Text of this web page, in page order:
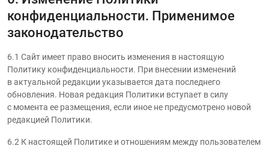
конфиденциальности. Применимое
законодательство
6.1 Сайт имеет право вносить изменения в настоящую
Политику конфиденциальности. При внесении изменений
в актуальной редакции указывается дата последнего
обновления. Новая редакция Политики вступает в силу
с момента ее размещения, если иное не предусмотрено новой
редакцией Политики.
6.2 К настоящей Политике и отношениям между пользователем